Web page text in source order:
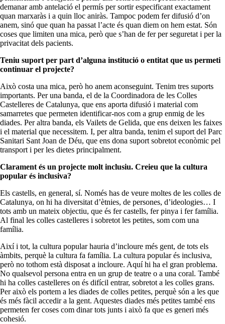
demanar amb antelació el permís per sortir especificant exactament
quan marxaràs i a quin lloc aniràs. Tampoc podem fer difusió d’on
anem, sinó que quan ha passat l’acte és quan diem on hem estat. Són
coses que limiten una mica, però que s’han de fer per seguretat i per la
privacitat dels pacients.
Teniu suport per part d’alguna institució o entitat que us permeti
continuar el projecte?
Això costa una mica, però ho anem aconseguint. Tenim tres suports
importants. Per una banda, el de la Coordinadora de les Colles
Castelleres de Catalunya, que ens aporta difusió i material com
samarretes que permeten identificar-nos com a grup enmig de les
diades. Per altra banda, els Vailets de Gelida, que ens deixen les faixes
i el material que necessitem. I, per altra banda, tenim el suport del Parc
Sanitari Sant Joan de Déu, que ens dona suport sobretot econòmic pel
transport i per les dietes principalment.
Clarament és un projecte molt inclusiu. Creieu que la cultura
popular és inclusiva?
Els castells, en general, sí. Només has de veure moltes de les colles de
Catalunya, on hi ha diversitat d’ètnies, de persones, d’ideologies… I
tots amb un mateix objectiu, que és fer castells, fer pinya i fer família.
Al final les colles castelleres i sobretot les petites, som com una
família.
Així i tot, la cultura popular hauria d’incloure més gent, de tots els
àmbits, perquè la cultura fa família. La cultura popular és inclusiva,
però no tothom està disposat a incloure. Aquí hi ha el gran problema.
No qualsevol persona entra en un grup de teatre o a una coral. També
hi ha colles castelleres on és difícil entrar, sobretot a les colles grans.
Per això els portem a les diades de colles petites, perquè són a les que
és més fàcil accedir a la gent. Aquestes diades més petites també ens
permeten fer coses com dinar tots junts i això fa que es generi més
cohesió.